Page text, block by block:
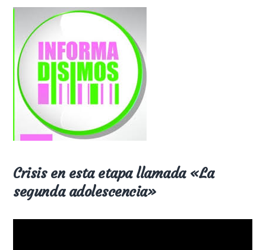
Crisis en esta etapa llamada «La
segunda adolescencia»